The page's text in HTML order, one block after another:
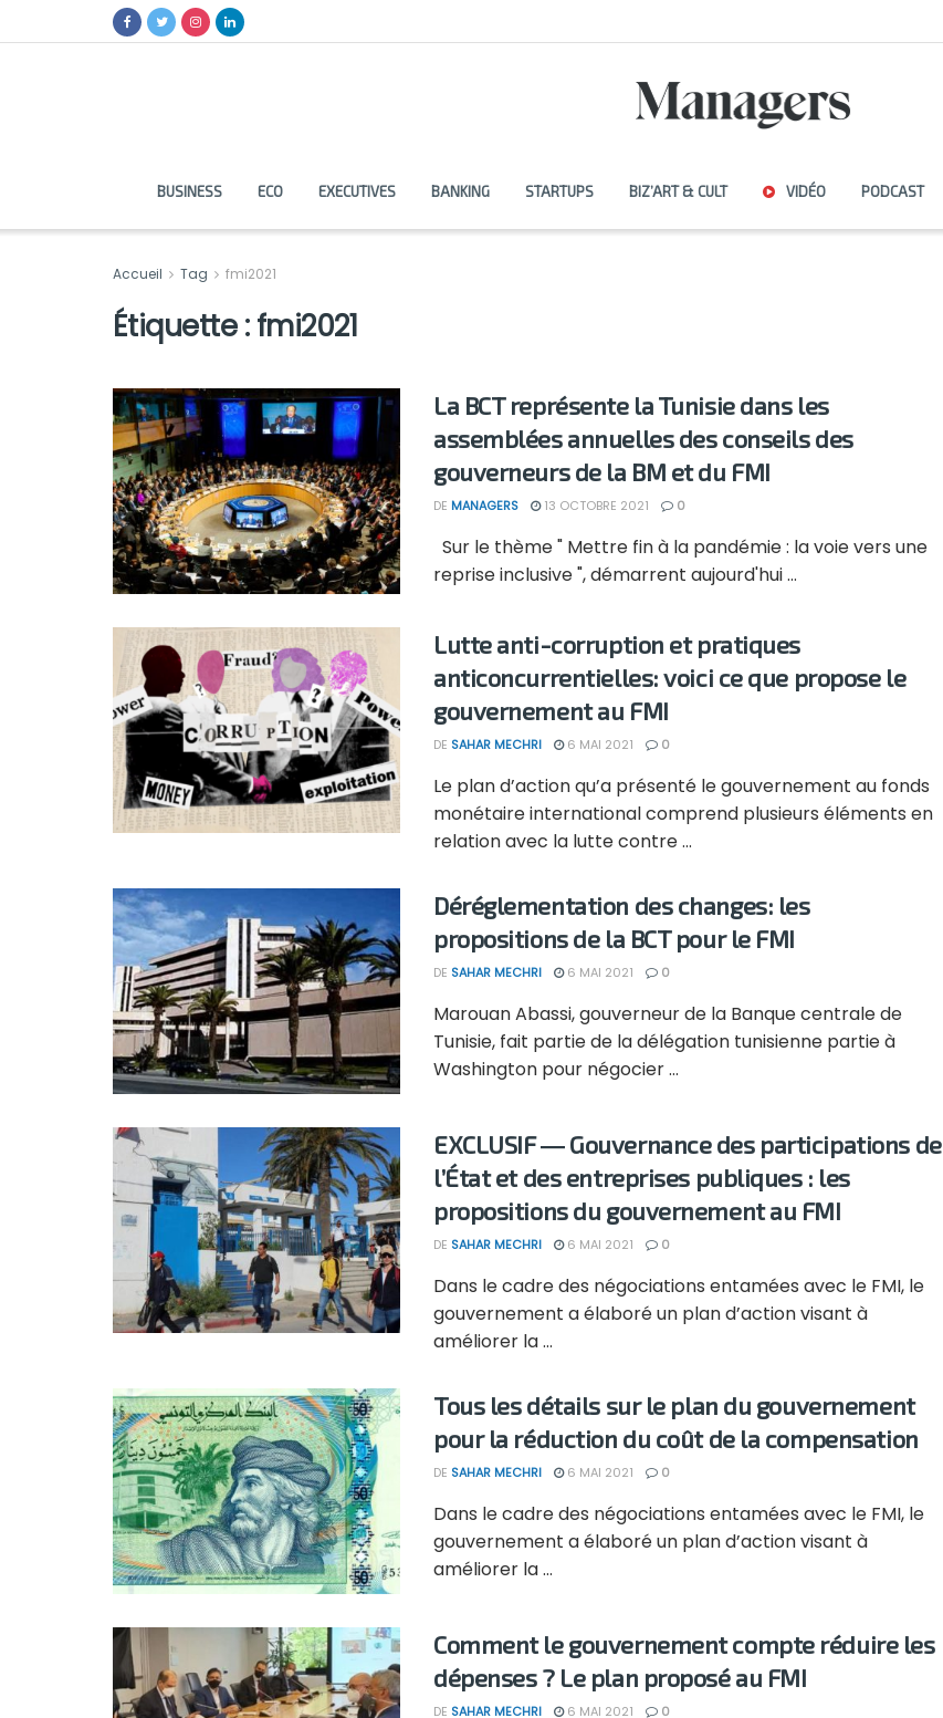
BUSINESS ECO EXECUTIVES BANKING STARTUPS BIZ’ART & CULT VIDÉO PODCAST
Accueil Tag fmi2021
Étiquette :fmi2021
La BCT représente la Tunisie dans les
assemblées annuelles des conseils des
gouverneurs de la BM et du FMI
DE MANAGERS 13 OCTOBRE 2021 0
Sur le thème " Mettre fin à la pandémie : la voie vers une
reprise inclusive ", démarrent aujourd'hui ...
Lutte anti-corruption et pratiques
anticoncurrentielles: voici ce que propose le
gouvernement au FMI
DE SAHAR MECHRI 6 MAI 2021 0
Le plan d’action qu’a présenté le gouvernement au fonds
monétaire international comprend plusieurs éléments en
relation avec la lutte contre ...
Déréglementation des changes: les
propositions de la BCT pour le FMI
DE SAHAR MECHRI 6 MAI 2021 0
Marouan Abassi, gouverneur de la Banque centrale de
Tunisie, fait partie de la délégation tunisienne partie à
Washington pour négocier ...
EXCLUSIF ― Gouvernance des participations de
l’État et des entreprises publiques : les
propositions du gouvernement au FMI
DE SAHAR MECHRI 6 MAI 2021 0
Dans le cadre des négociations entamées avec le FMI, le
gouvernement a élaboré un plan d’action visant à
améliorer la ...
Tous les détails sur le plan du gouvernement
pour la réduction du coût de la compensation
DE SAHAR MECHRI 6 MAI 2021 0
Dans le cadre des négociations entamées avec le FMI, le
gouvernement a élaboré un plan d’action visant à
améliorer la ...
Comment le gouvernement compte réduire les
dépenses ? Le plan proposé au FMI
DE SAHAR MECHRI 6 MAI 2021 0